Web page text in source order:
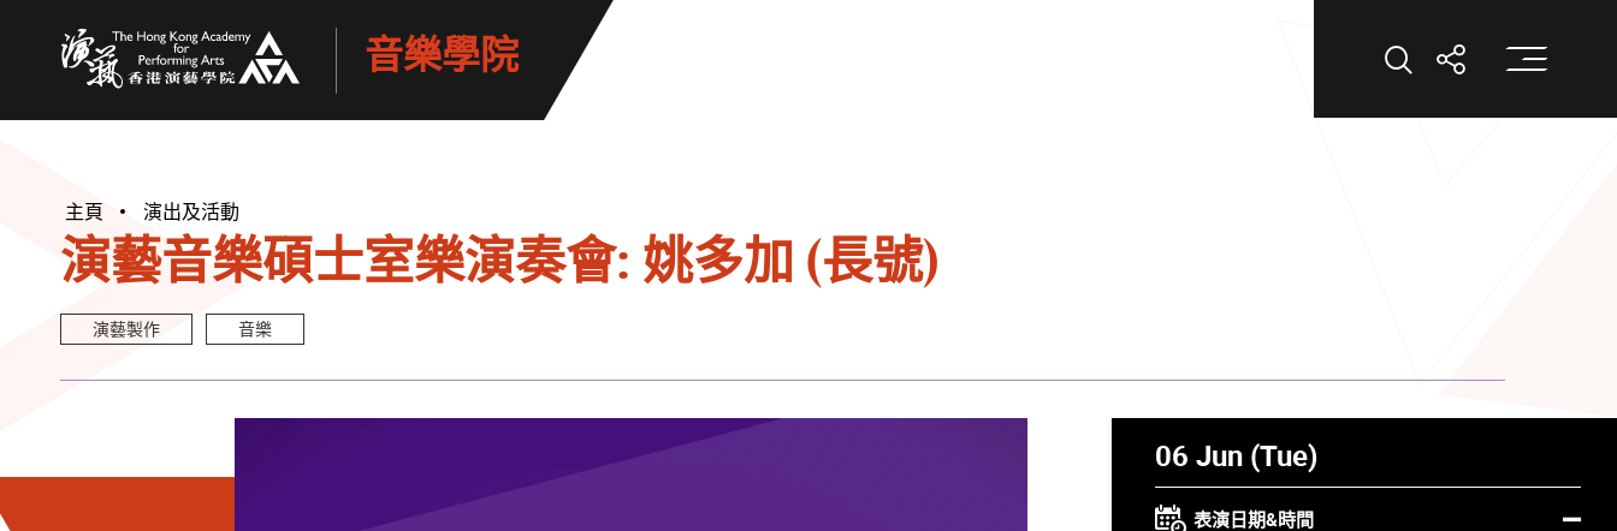
音樂學院 打開搜索打開分享打
主頁 演出及活動
演藝音樂碩士室樂演奏會: 姚多加 (長號)
演藝製作 音樂
06 Jun (Tue)
表演日期&時間